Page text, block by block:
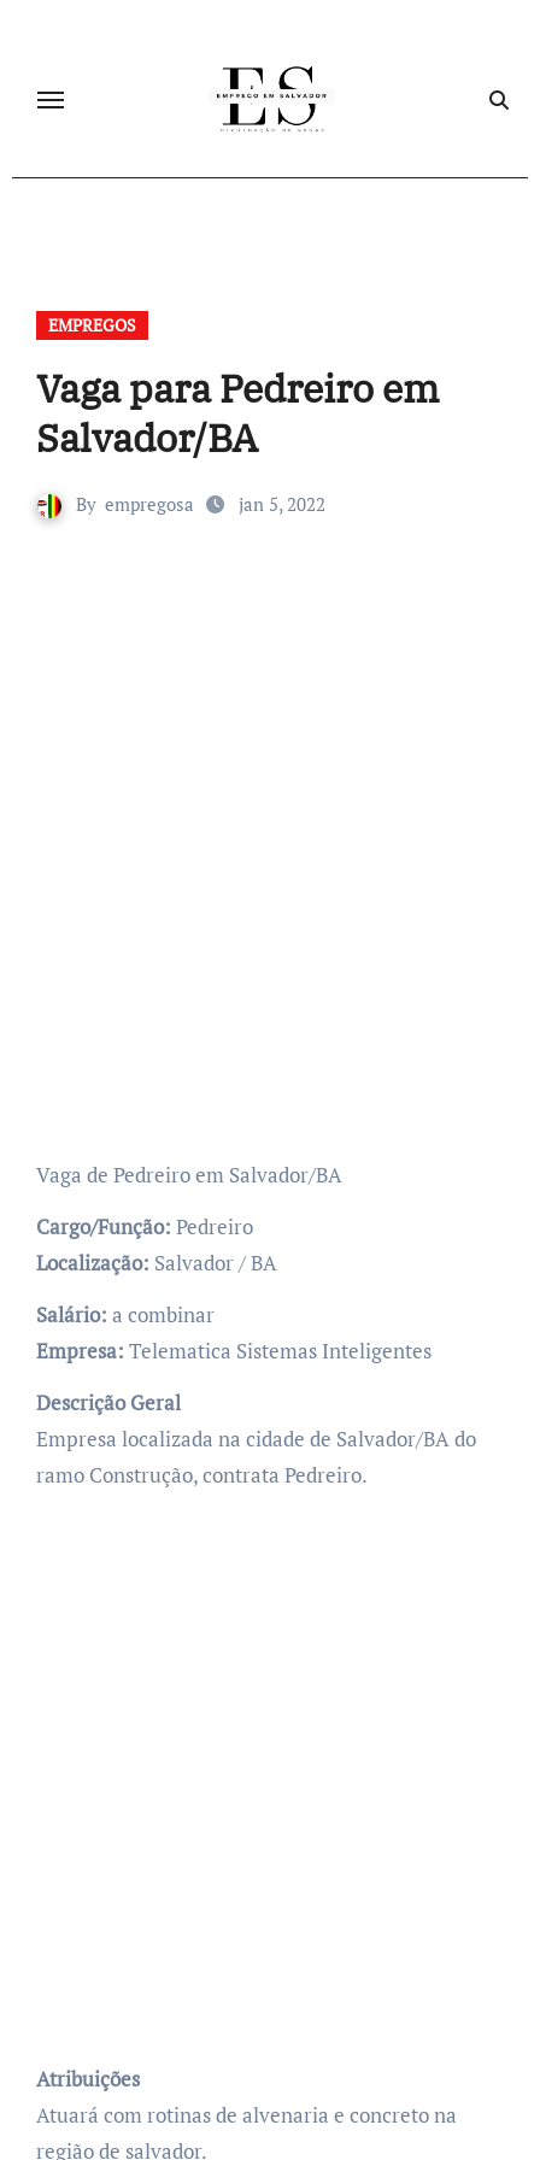
EMPREGOS
Vaga para Pedreiro em
Salvador/BA
By empregosa jan 5, 2022
Vaga de Pedreiro em Salvador/BA
Cargo/Função: Pedreiro
Localização: Salvador / BA
Salário: a combinar
Empresa: Telematica Sistemas Inteligentes
Descrição Geral
Empresa localizada na cidade de Salvador/BA do
ramo Construção, contrata Pedreiro.
Atribuições
Atuará com rotinas de alvenaria e concreto na
região de salvador.